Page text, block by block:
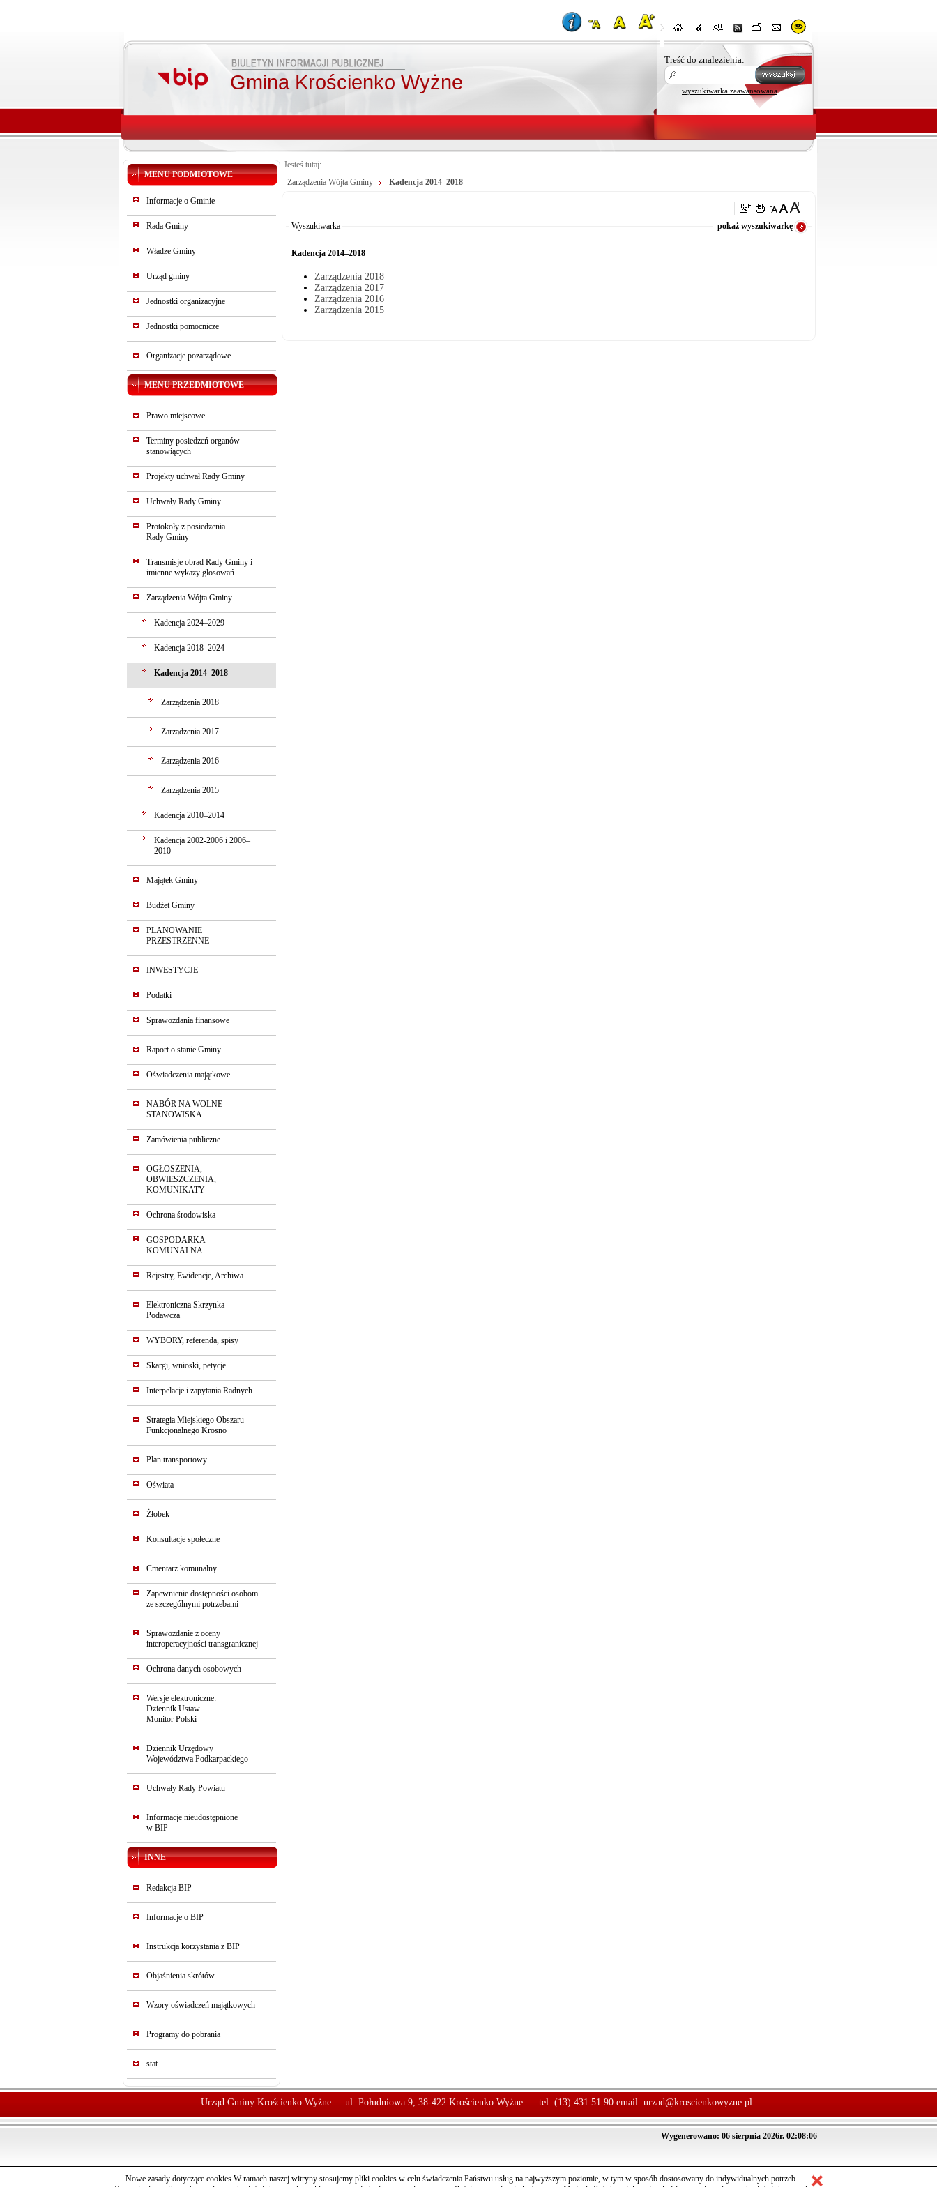
Gmina Krościenko Wyżne
Treść do znalezienia:
wyszukiwarka zaawansowana
MENU PODMIOTOWE
Informacje o Gminie
Rada Gminy
Władze Gminy
Urząd gminy
Jednostki organizacyjne
Jednostki pomocnicze
Organizacje pozarządowe
MENU PRZEDMIOTOWE
Prawo miejscowe
Terminy posiedzeń organów
stanowiących
Projekty uchwał Rady Gminy
Uchwały Rady Gminy
Protokoły z posiedzenia
Rady Gminy
Transmisje obrad Rady Gminy i
imienne wykazy głosowań
Zarządzenia Wójta Gminy
Kadencja 2024–2029
Kadencja 2018–2024
Kadencja 2014–2018
Zarządzenia 2018
Zarządzenia 2017
Zarządzenia 2016
Zarządzenia 2015
Kadencja 2010–2014
Kadencja 2002-2006 i 2006–
2010
Majątek Gminy
Budżet Gminy
PLANOWANIE
PRZESTRZENNE
INWESTYCJE
Podatki
Sprawozdania finansowe
Raport o stanie Gminy
Oświadczenia majątkowe
NABÓR NA WOLNE
STANOWISKA
Zamówienia publiczne
OGŁOSZENIA,
OBWIESZCZENIA,
KOMUNIKATY
Ochrona środowiska
GOSPODARKA
KOMUNALNA
Rejestry, Ewidencje, Archiwa
Elektroniczna Skrzynka
Podawcza
WYBORY, referenda, spisy
Skargi, wnioski, petycje
Interpelacje i zapytania Radnych
Strategia Miejskiego Obszaru
Funkcjonalnego Krosno
Plan transportowy
Oświata
Żłobek
Konsultacje społeczne
Cmentarz komunalny
Zapewnienie dostępności osobom
ze szczególnymi potrzebami
Sprawozdanie z oceny
interoperacyjności transgranicznej
Ochrona danych osobowych
Wersje elektroniczne:
Dziennik Ustaw
Monitor Polski
Dziennik Urzędowy
Województwa Podkarpackiego
Uchwały Rady Powiatu
Informacje nieudostępnione
w BIP
INNE
Redakcja BIP
Informacje o BIP
Instrukcja korzystania z BIP
Objaśnienia skrótów
Wzory oświadczeń majątkowych
Programy do pobrania
stat
Jesteś tutaj:
Zarządzenia Wójta Gminy
Kadencja 2014–2018
Wyszukiwarka pokaż wyszukiwarkę
Kadencja 2014–2018
Zarządzenia 2018
Zarządzenia 2017
Zarządzenia 2016
Zarządzenia 2015
Urząd Gminy Krościenko Wyżne ul. Południowa 9, 38-422 Krościenko Wyżne tel. (13) 431 51 90 email: urzad@kroscienkowyzne.pl
Wygenerowano: 06 sierpnia 2026r. 02:08:06
Nowe zasady dotyczące cookies W ramach naszej witryny stosujemy pliki cookies w celu świadczenia Państwu usług na najwyższym poziomie, w tym w sposób dostosowany do indywidualnych potrzeb.